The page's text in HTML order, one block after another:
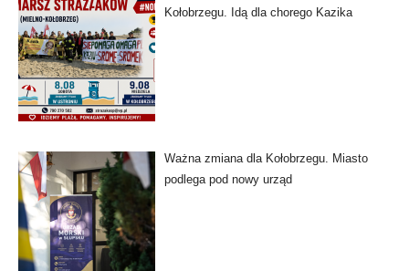
Kołobrzegu. Idą dla chorego Kazika
Ważna zmiana dla Kołobrzegu. Miasto
podlega pod nowy urząd